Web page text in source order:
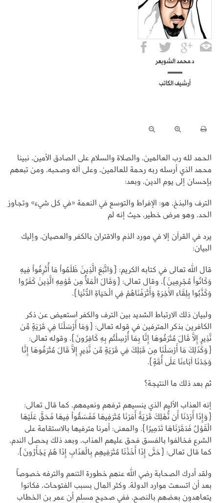
د.محمد الشويعر
أرشيف الكاتب
الحمد لله رب العالمين، والصلاة والسلام على الصادق الأمين، نبينا
محمد الذي أرسله ربه رحمة للعالمين، وعلى آله وصحبه، ومن تبعهم
بإحسان إلى يوم الدين، وبعد:
الترف والبذخ، هو: الإفراط والتوسع في النعمة «في كل شيء» وتجاوز
الحد، وهو مرض خطير، حيث إنه لم
يرد في القرآن إلا في مورد الذم والاقتران بالكفر والعصيان، وإليك
البيان:
قال الله تعالى في كتابه الكريم: {وَاتَّبَعَ الَّذِينَ ظَلَمُواْ مَا أُتْرِفُواْ فِيهِ
وَكَانُواْ مُجْرِمِينَ}، وقال تعالى: {وَقَالَ الْمَلَأُ مِن قَوْمِهِ الَّذِينَ كَفَرُوا
وَكَذَّبُوا بِلِقَاء الْآخِرَةِ وَأَتْرَفْنَاهُمْ فِي الْحَيَاةِ الدُّنْيَا}.
ولبيان ذلك الارتباط الشديد بين الترف والكفر استعيض عن ذكر
الكافرين بذكر المترفين في قوله تعالى: {وَمَا أَرْسَلْنَا فِي قَرْيَةٍ مِّن
نَّذِيرٍ إِلَّا قَالَ مُتْرَفُوهَا إِنَّا بِمَا أُرْسِلْتُم بِهِ كَافِرُونَ}، وقوله تعالى:
{وَكَذَلِكَ مَا أَرْسَلْنَا مِن قَبْلِكَ فِي قَرْيَةٍ مِّن نَّذِيرٍ إِلَّا قَالَ مُتْرَفُوهَا إِنَّا
وَجَدْنَا آبَاءنَا عَلَى أُمَّةٍ}.
ثم بعد ذلك ما النتيجة؟
إنه العذاب الأليم الذي ينسيهم ترفهم ونعيمهم، كما قال تعالى:
{وَإِذَا أَرَدْنَا أَن نُّهْلِكَ قَرْيَةً أَمَرْنَا مُتْرَفِيهَا فَفَسَقُواْ فِيهَا فَحَقَّ عَلَيْهَا
الْقَوْلُ فَدَمَّرْنَاهَا تَدْمِيرًا}. والمعنى: أمرنا مترفيها بالاستقامة على
الشرع فخالفوا بالفسق فحق عليهم العذاب، وبعد ذلك يحصل الندم،
كما قال تعالى: {حَتَّى إِذَا أَخَذْنَا مُتْرَفِيهِم بِالْعَذَابِ إِذَا هُمْ يَجْأَرُونَ}.
ولقد أدرك الصحابة رضي الله عنهم خطورة التنعم والترفه خصوصاً
بعد أن اتسعت موارد الدولة، وكثر المال بسبب الفتوحات، فكانوا
يتعاهدون بعضهم بالنصح، ففي صحيح مسلم أن عمر بن الخطاب